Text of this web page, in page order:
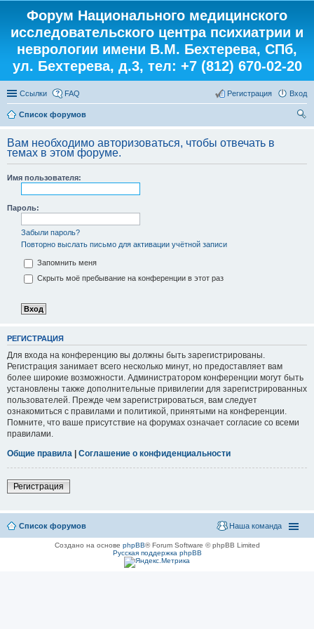
Форум Национального медицинского
исследовательского центра психиатрии и
неврологии имени В.М. Бехтерева, СПб,
ул. Бехтерева, д.3, тел: +7 (812) 670-02-20
Ссылки FAQ Вход
Регистрация
Список форумов
Вам необходимо авторизоваться, чтобы отвечать в
темах в этом форуме.
Имя пользователя:
Пароль:
Забыли пароль?
Повторно выслать письмо для активации учётной записи
Запомнить меня
Скрыть моё пребывание на конференции в этот раз
РЕГИСТРАЦИЯ
Для входа на конференцию вы должны быть зарегистрированы.
Регистрация занимает всего несколько минут, но предоставляет вам
более широкие возможности. Администратором конференции могут быть
установлены также дополнительные привилегии для зарегистрированных
пользователей. Прежде чем зарегистрироваться, вам следует
ознакомиться с правилами и политикой, принятыми на конференции.
Помните, что ваше присутствие на форумах означает согласие со всеми
правилами.
Общие правила | Соглашение о конфиденциальности
Регистрация
Список форумов Наша команда
Создано на основе phpBB® Forum Software © phpBB Limited
Русская поддержка phpBB